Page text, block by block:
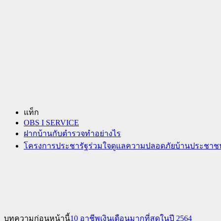
แท็ก
OBS I SERVICE
ฝากบ้านกับตํารวจทําอย่างไร
โครงการประชารัฐร่วมใจดูแลความปลอดภัยบ้านประชาช
บทความก่อนหน้านี้10 อาชีพเงินเดือนมากที่สุดในปี 2564